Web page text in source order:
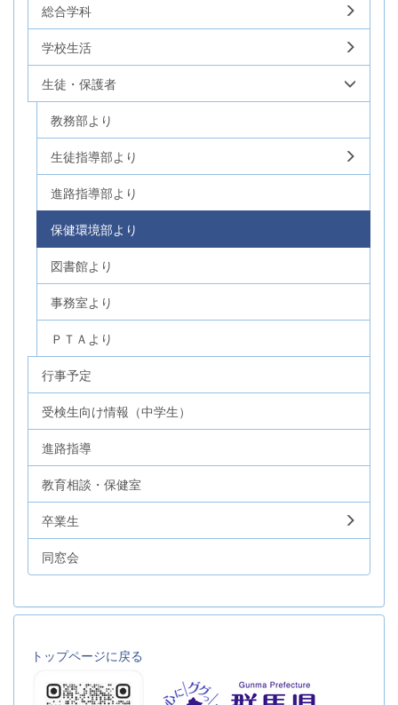
総合学科
学校生活
生徒・保護者
教務部より
生徒指導部より
進路指導部より
保健環境部より
図書館より
事務室より
ＰＴＡより
行事予定
受検生向け情報（中学生）
進路指導
教育相談・保健室
卒業生
同窓会
トップページに戻る